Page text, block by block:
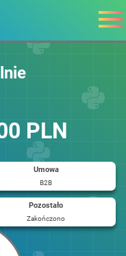
PLN
Umowa
B2B
Pozostało
Zakończono